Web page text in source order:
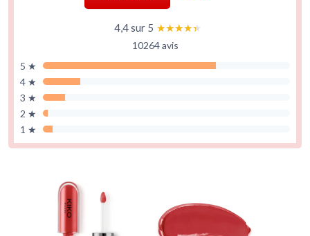
4,4 sur 5 ★★★★★
★★★★★
10264 avis
5 ★
4 ★
3 ★
2 ★
1 ★